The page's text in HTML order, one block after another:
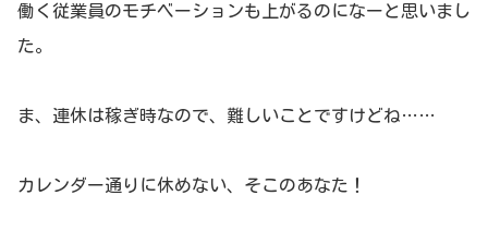
働く従業員のモチベーションも上がるのになーと思いまし
た。
ま、連休は稼ぎ時なので、難しいことですけどね……
カレンダー通りに休めない、そこのあなた！